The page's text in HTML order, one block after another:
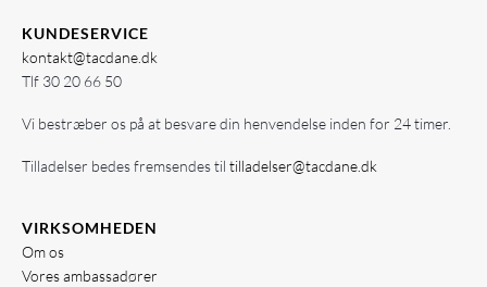
KUNDESERVICE
kontakt@tacdane.dk
Tlf 30 20 66 50
Vi bestræber os på at besvare din henvendelse inden for 24 timer.
Tilladelser bedes fremsendes til tilladelser@tacdane.dk
VIRKSOMHEDEN
Om os
Vores ambassadører